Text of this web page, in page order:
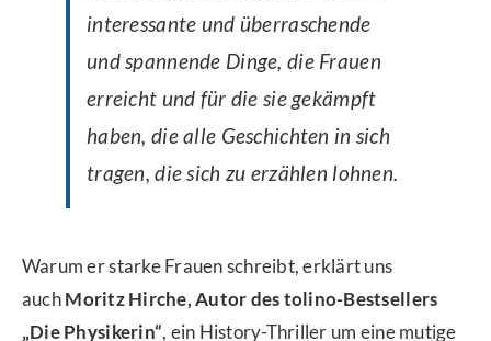
interessante und überraschende
und spannende Dinge, die Frauen
erreicht und für die sie gekämpft
haben, die alle Geschichten in sich
tragen, die sich zu erzählen lohnen.
Warum er starke Frauen schreibt, erklärt uns
auchMoritz Hirche, Autor des tolino-Bestsellers
„Die Physikerin“, ein History-Thriller um eine mutige